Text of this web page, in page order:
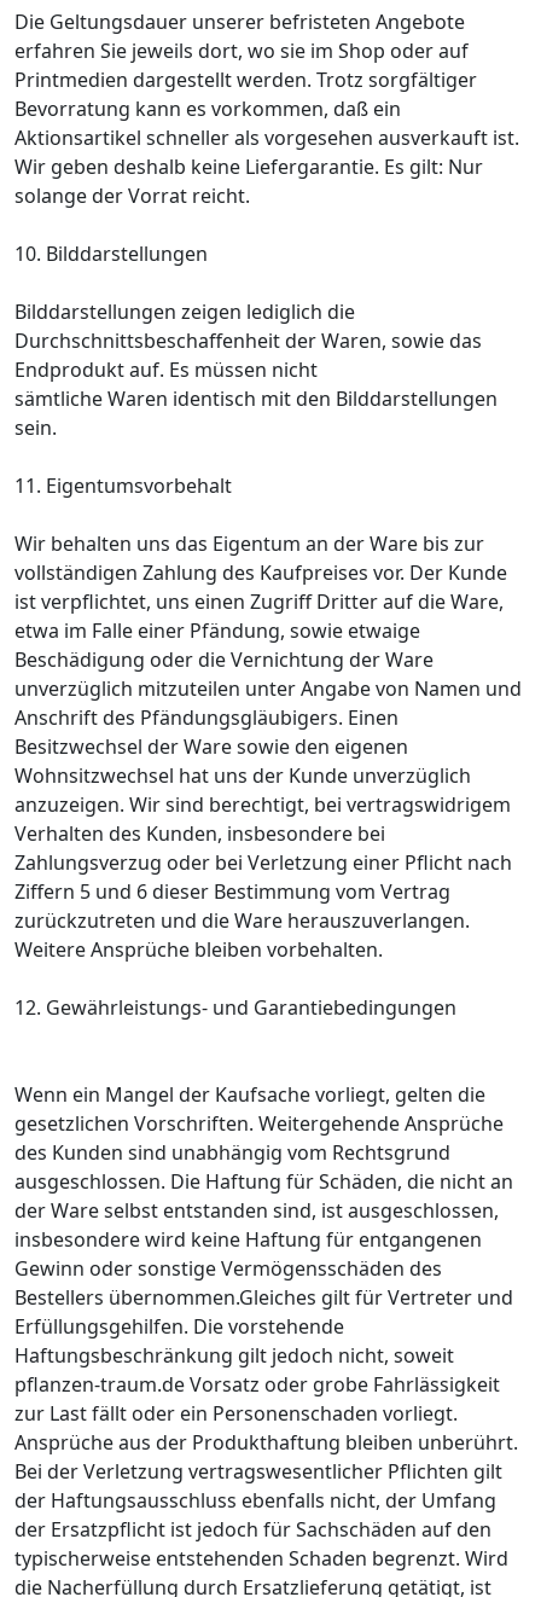
Die Geltungsdauer unserer befristeten Angebote
erfahren Sie jeweils dort, wo sie im Shop oder auf
Printmedien dargestellt werden. Trotz sorgfältiger
Bevorratung kann es vorkommen, daß ein
Aktionsartikel schneller als vorgesehen ausverkauft ist.
Wir geben deshalb keine Liefergarantie. Es gilt: Nur
solange der Vorrat reicht.
10. Bilddarstellungen
Bilddarstellungen zeigen lediglich die
Durchschnittsbeschaffenheit der Waren, sowie das
Endprodukt auf. Es müssen nicht
sämtliche Waren identisch mit den Bilddarstellungen
sein.
11. Eigentumsvorbehalt
Wir behalten uns das Eigentum an der Ware bis zur
vollständigen Zahlung des Kaufpreises vor. Der Kunde
ist verpflichtet, uns einen Zugriff Dritter auf die Ware,
etwa im Falle einer Pfändung, sowie etwaige
Beschädigung oder die Vernichtung der Ware
unverzüglich mitzuteilen unter Angabe von Namen und
Anschrift des Pfändungsgläubigers. Einen
Besitzwechsel der Ware sowie den eigenen
Wohnsitzwechsel hat uns der Kunde unverzüglich
anzuzeigen. Wir sind berechtigt, bei vertragswidrigem
Verhalten des Kunden, insbesondere bei
Zahlungsverzug oder bei Verletzung einer Pflicht nach
Ziffern 5 und 6 dieser Bestimmung vom Vertrag
zurückzutreten und die Ware herauszuverlangen.
Weitere Ansprüche bleiben vorbehalten.
12. Gewährleistungs- und Garantiebedingungen
Wenn ein Mangel der Kaufsache vorliegt, gelten die
gesetzlichen Vorschriften. Weitergehende Ansprüche
des Kunden sind unabhängig vom Rechtsgrund
ausgeschlossen. Die Haftung für Schäden, die nicht an
der Ware selbst entstanden sind, ist ausgeschlossen,
insbesondere wird keine Haftung für entgangenen
Gewinn oder sonstige Vermögensschäden des
Bestellers übernommen.Gleiches gilt für Vertreter und
Erfüllungsgehilfen. Die vorstehende
Haftungsbeschränkung gilt jedoch nicht, soweit
pflanzen-traum.de Vorsatz oder grobe Fahrlässigkeit
zur Last fällt oder ein Personenschaden vorliegt.
Ansprüche aus der Produkthaftung bleiben unberührt.
Bei der Verletzung vertragswesentlicher Pflichten gilt
der Haftungsausschluss ebenfalls nicht, der Umfang
der Ersatzpflicht ist jedoch für Sachschäden auf den
typischerweise entstehenden Schaden begrenzt. Wird
die Nacherfüllung durch Ersatzlieferung getätigt, ist